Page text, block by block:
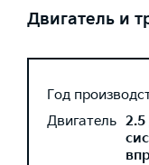
Двигатель и
Год
Двигатель 2.5